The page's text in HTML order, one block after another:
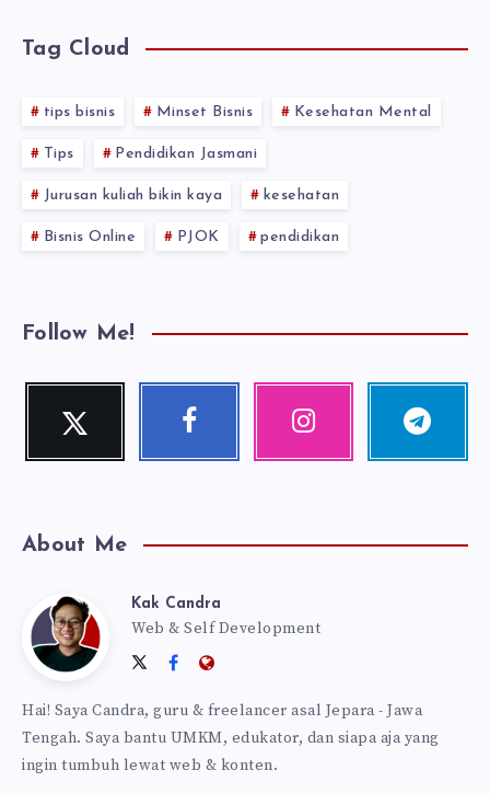
Tag Cloud
tips bisnis Minset Bisnis Kesehatan Mental
Tips Pendidikan Jasmani
Jurusan kuliah bikin kaya kesehatan
Bisnis Online PJOK pendidikan
Follow Me!
Twitter
Follow
Facebook Instagram Telegram
Follow
About Me
Kak
Candra
Kak Candra
Web & Self Development
Follow
on
Follow
Facebook
Website:
Hai! Saya Candra, guru & freelancer asal Jepara - Jawa
Tengah. Saya bantu UMKM, edukator, dan siapa aja yang
ingin tumbuh lewat web & konten.